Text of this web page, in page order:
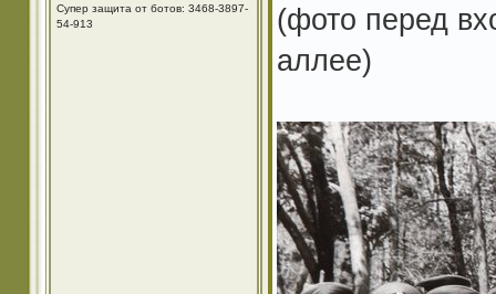
Супер защита от ботов: 3468-3897-
54-913
(фото перед
аллее)